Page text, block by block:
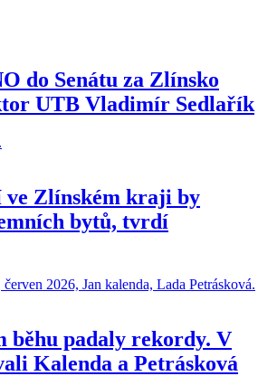
do Senátu za Zlínsko
UTB Vladimír Sedlařík
ve Zlínském kraji by
bytů, tvrdí
běhu padaly rekordy. V
Kalenda a Petrásková